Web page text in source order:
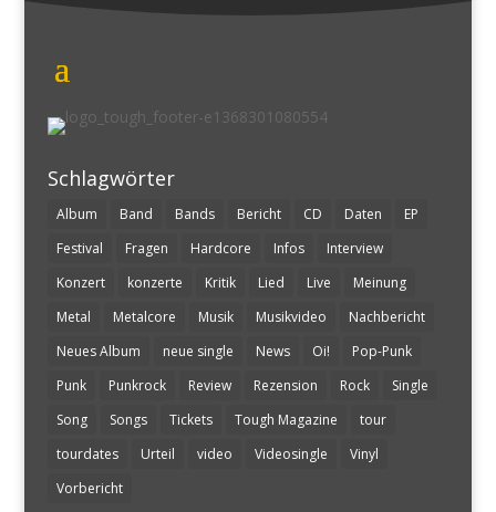
Schlagwörter
Album Band Bands Bericht CD Daten
EP
Festival
Fragen Hardcore Infos
Interview
Konzert
konzerte Kritik Lied Live
Meinung
Metal
Metalcore Musik Musikvideo
Nachbericht
Neues Album
neue single News Oi!
Pop-Punk
Punk
Punkrock Review Rezension Rock
Single
Song
Songs Tickets Tough Magazine
tour
tourdates
Urteil video Videosingle
Vinyl
Vorbericht